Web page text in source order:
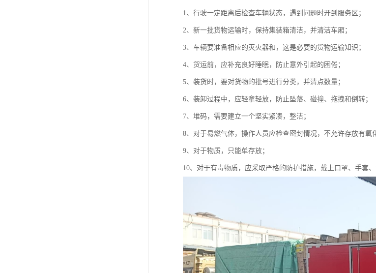
1、行驶一定距离后检查车辆状态，遇到问题时开到服务区；
2、新一批货物运输时，保持集装箱清洁，并清洁车厢；
3、车辆要准备相应的灭火器和，这是必要的货物运输知识；
4、货运前，应补充良好睡眠，防止意外引起的困倦；
5、装货时，要对货物的批号进行分类，并清点数量；
6、装卸过程中，应轻拿轻放，防止坠落、碰撞、拖拽和倒转；
7、堆码，需要建立一个坚实紧凑，整洁；
8、对于易燃气体，操作人员应检查密封情况，不允许存放有氧
9、对于物质，只能单存放；
10、对于有毒物质，应采取严格的防护措施，戴上口罩、手套